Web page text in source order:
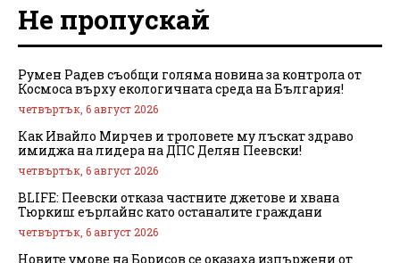
Не пропускай
Румен Радев съобщи голяма новина за контрола от
Космоса върху екологичната среда на България!
четвъртък, 6 август 2026
Как Ивайло Мирчев и троловете му лъскат здраво
имиджа на лидера на ДПС Делян Пеевски!
четвъртък, 6 август 2026
BLIFE: Пеевски отказа частните джетове и хвана
Тюркиш еърлайнс като останалите граждани
четвъртък, 6 август 2026
Новите умове на Борисов се оказаха изпържени от